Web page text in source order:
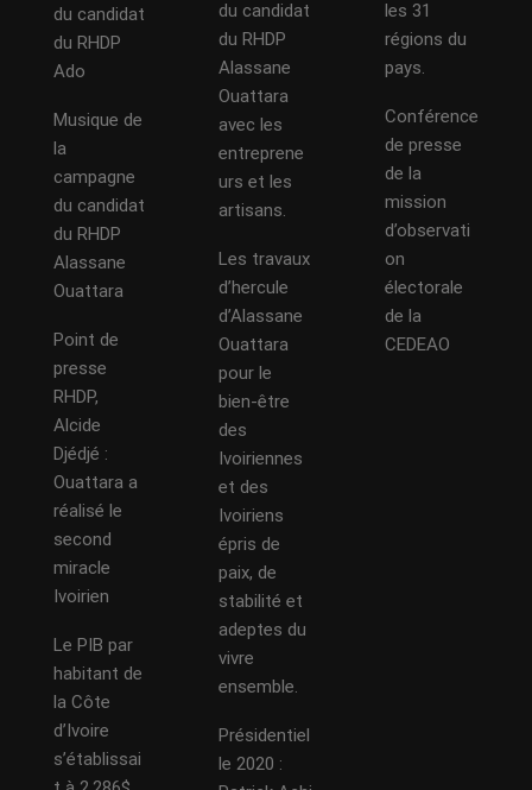
du candidat
du RHDP
Ado
Musique de
la
campagne
du candidat
du RHDP
Alassane
Ouattara
Point de
presse
RHDP,
Alcide
Djédjé :
Ouattara a
réalisé le
second
miracle
Ivoirien
Le PIB par
habitant de
la Côte
d’Ivoire
s’établissai
du candidat
du RHDP
Alassane
Ouattara
avec les
entreprene
urs et les
artisans.
Les travaux
d’hercule
d’Alassane
Ouattara
pour le
bien-être
des
Ivoiriennes
et des
Ivoiriens
épris de
paix, de
stabilité et
adeptes du
vivre
ensemble.
Présidentiel
le 2020 :
les 31
régions du
pays.
Conférence
de presse
de la
mission
d’observati
on
électorale
de la
CEDEAO